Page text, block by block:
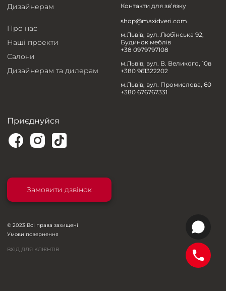
Дизайнерам
Про нас
Наші проекти
Салони
Дизайнерам та дилерам
Контакти для зв’язку
shop@maxidveri.com
м.Львів, вул. Любінська 92,
Будинок меблів
+38 0979797108
м.Львів, вул. В. Великого, 10в
+380 961322202
м.Львів, вул. Промислова, 60
+380 676767331
Приєднуйся
Замовити дзвінок
© 2023 Всі права захищені
Умови повернення
ВХІД ДЛЯ КЛІЄНТІВ